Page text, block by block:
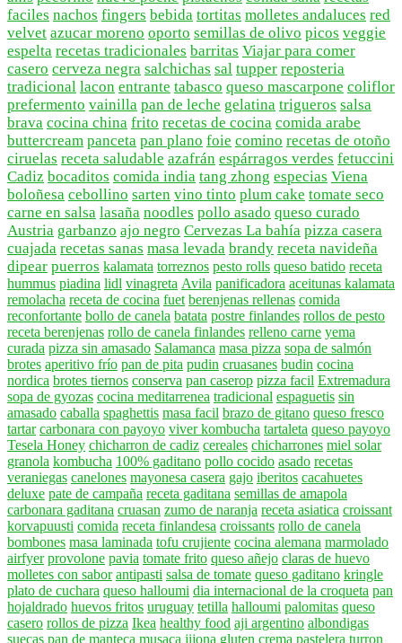
faciles nachos fingers bebida tortitas molletes andaluces red
velvet azucar moreno oporto semillas de olivo picos veggie
espelta recetas tradicionales barritas Viajar para comer
casero cerveza negra salchichas sal tupper reposteria
tradicional lacon entrante tabasco queso mascarpone coliflor
prefermento vainilla pan de leche gelatina trigueros salsa
brava cocina china frito recetas de cocina comida arabe
buttercream panceta pan plano foie comino recetas de otoño
ciruelas receta saludable azafrán espárragos verdes fetuccini
Cadiz bocaditos comida india tang zhong especias Viena
boloñesa cebollino sarten vino tinto plum cake tomate seco
carne en salsa lasaña noodles pollo asado queso curado
Austria garbanzo ajo negro Cervezas La bahía pizza casera
cuajada recetas sanas masa levada brandy receta navideña
dipear puerros kalamata torreznos pesto rolls queso batido receta
hummus piadina lidl vinagreta Avila panificadora aceitunas kalamata
remolacha receta de cocina fuet berenjenas rellenas comida
reconfortante bollo de canela batata postre finlandes rollos de pesto
receta berenjenas rollo de canela finlandes relleno carne yema
curada pizza sin amasado Salamanca masa pizza sopa de salmón
brotes aperitivo frío pan de pita pudin cruasanes budin cocina
nordica brotes tiernos conserva pan caserop pizza facil Extremadura
sopa de gyozas cocina meditarrenea tradicional espaguetis sin
amasado caballa spaghettis masa facil brazo de gitano queso fresco
tartar carbonara con payoyo viver kombucha tartaleta queso payoyo
Tesela Honey chicharron de cadiz cereales chicharrones miel solar
granola kombucha 100% gaditano pollo cocido asado recetas
veraniegas canelones mayonesa casera gajo iberitos cacahuetes
deluxe pate de campaña receta gaditana semillas de amapola
carbonara gaditana cruasan zumo de naranja receta asiatica croissant
korvapuusti comida receta finlandesa croissants rollo de canela
bombones masa laminada tofu crujiente cocina alemana marmolado
airfyer provolone pavia tomate frito queso añejo claras de huevo
molletes con sabor antipasti salsa de tomate queso gaditano kringle
plato de cuchara queso halloumi dia internacional de la croqueta pan
hojaldrado huevos fritos uruguay tetilla halloumi palomitas queso
casero rollos de pizza Ikea healthy food aji argentino albondigas
suecas pan de manteca musaca jijona gluten crema pastelera turron